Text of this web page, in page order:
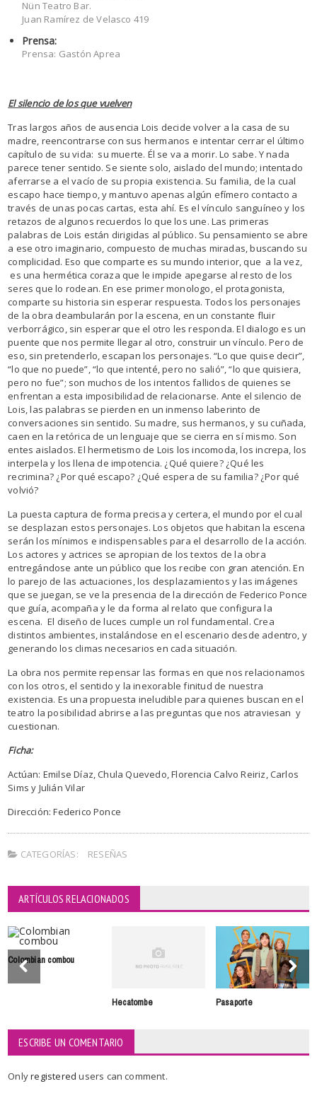
Nün Teatro Bar.
Juan Ramírez de Velasco 419
Prensa:
Prensa: Gastón Aprea
El silencio de los que vuelven
Tras largos años de ausencia Lois decide volver a la casa de su
madre, reencontrarse con sus hermanos e intentar cerrar el último
capítulo de su vida: su muerte. Él se va a morir. Lo sabe. Y nada
parece tener sentido. Se siente solo, aislado del mundo; intentado
aferrarse a el vacío de su propia existencia. Su familia, de la cual
escapo hace tiempo, y mantuvo apenas algún efímero contacto a
través de unas pocas cartas, esta ahí. Es el vínculo sanguíneo y los
retazos de algunos recuerdos lo que los une. Las primeras
palabras de Lois están dirigidas al público. Su pensamiento se abre
a ese otro imaginario, compuesto de muchas miradas, buscando su
complicidad. Eso que comparte es su mundo interior, que a la vez,
es una hermética coraza que le impide apegarse al resto de los
seres que lo rodean. En ese primer monologo, el protagonista,
comparte su historia sin esperar respuesta. Todos los personajes
de la obra deambularán por la escena, en un constante fluir
verborrágico, sin esperar que el otro les responda. El dialogo es un
puente que nos permite llegar al otro, construir un vínculo. Pero de
eso, sin pretenderlo, escapan los personajes. “Lo que quise decir”,
“lo que no puede”, “lo que intenté, pero no salió”, “lo que quisiera,
pero no fue”; son muchos de los intentos fallidos de quienes se
enfrentan a esta imposibilidad de relacionarse. Ante el silencio de
Lois, las palabras se pierden en un inmenso laberinto de
conversaciones sin sentido. Su madre, sus hermanos, y su cuñada,
caen en la retórica de un lenguaje que se cierra en sí mismo. Son
entes aislados. El hermetismo de Lois los incomoda, los increpa, los
interpela y los llena de impotencia. ¿Qué quiere? ¿Qué les
recrimina? ¿Por qué escapo? ¿Qué espera de su familia? ¿Por qué
volvió?
La puesta captura de forma precisa y certera, el mundo por el cual
se desplazan estos personajes. Los objetos que habitan la escena
serán los mínimos e indispensables para el desarrollo de la acción.
Los actores y actrices se apropian de los textos de la obra
entregándose ante un público que los recibe con gran atención. En
lo parejo de las actuaciones, los desplazamientos y las imágenes
que se juegan, se ve la presencia de la dirección de Federico Ponce
que guía, acompaña y le da forma al relato que configura la
escena. El diseño de luces cumple un rol fundamental. Crea
distintos ambientes, instalándose en el escenario desde adentro, y
generando los climas necesarios en cada situación.
La obra nos permite repensar las formas en que nos relacionamos
con los otros, el sentido y la inexorable finitud de nuestra
existencia. Es una propuesta ineludible para quienes buscan en el
teatro la posibilidad abrirse a las preguntas que nos atraviesan y
cuestionan.
Ficha:
Actúan: Emilse Díaz, Chula Quevedo, Florencia Calvo Reiriz, Carlos
Sims y Julián Vilar
Dirección: Federico Ponce
CATEGORÍAS: RESEÑAS
ARTÍCULOS RELACIONADOS
Colombian combou
Hecatombe Pasaporte
ESCRIBE UN COMENTARIO
Onlyregisteredusers can comment.